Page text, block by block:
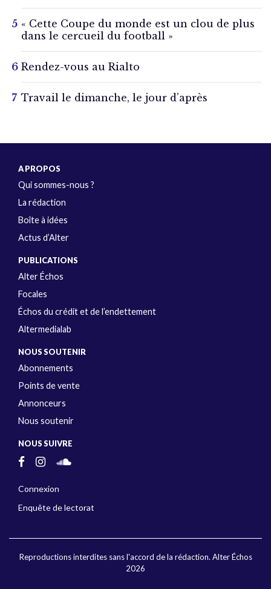
« Cette Coupe du monde est un clou de plus
dans le cercueil du football »
Rendez-vous au Rialto
Travail le dimanche, le jour d’après
A PROPOS
Qui sommes-nous ?
La rédaction
Boîte à idées
Actus d’Alter
PUBLICATIONS
Alter Échos
Focales
Échos du crédit et de l’endettement
Altermedialab
NOUS SOUTENIR
Abonnements
Points de vente
Annonceurs
Nous soutenir
NOUS SUIVRE
Connexion
Enquête de lectorat
Reproductions interdites sans l'accord de la rédaction. Alter Échos
2026